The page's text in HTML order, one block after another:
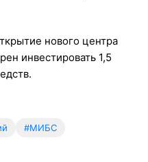
нового центра
инвестировать 1,5
#МИБС